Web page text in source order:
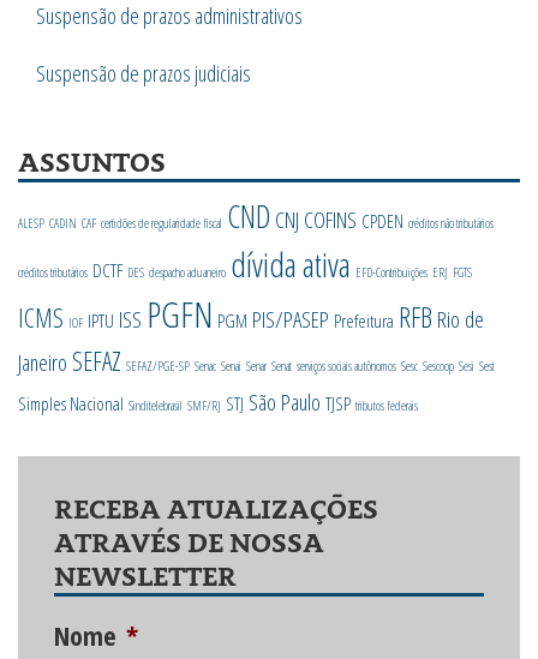
Suspensão de prazos administrativos
Suspensão de prazos judiciais
ASSUNTOS
ALESP CADIN CAF certidões de regularidade fiscal CND CNJ COFINS CPDEN créditos não tributários
créditos tributários DCTF DES despacho aduaneiro dívida ativa EFD-Contribuições ERJ FGTS
ICMS IOF IPTU ISS PGFN PGM PIS/PASEP Prefeitura RFB Rio de
Janeiro SEFAZ SEFAZ/PGE-SP Senac Senai Senar Senat serviços sociais autônomos Sesc Sescoop Sesi Sest
Simples Nacional Sinditelebrasil SMF/RJ STJ São Paulo TJSP tributos federais
RECEBA ATUALIZAÇÕES
ATRAVÉS DE NOSSA
NEWSLETTER
Nome *